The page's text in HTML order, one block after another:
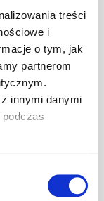
treści
i
o tym, jak
partnerom
innymi danymi
ILOŚĆ